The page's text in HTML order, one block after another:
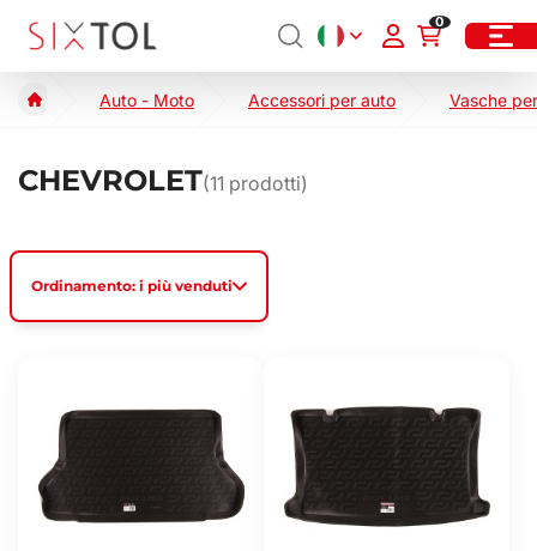
0
Auto - Moto Accessori per auto Vasche
CHEVROLET(11 prodotti)
Ordinamento: i più venduti